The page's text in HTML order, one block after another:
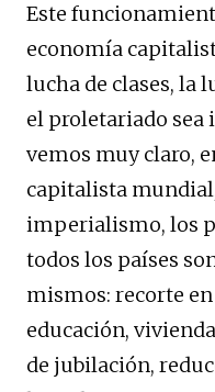
Este
economía
lucha de clases, la
el proletariado sea
vemos muy claro,
capitalista
imperialismo, los
todos los países
mismos: recorte
educación,
de jubilación,